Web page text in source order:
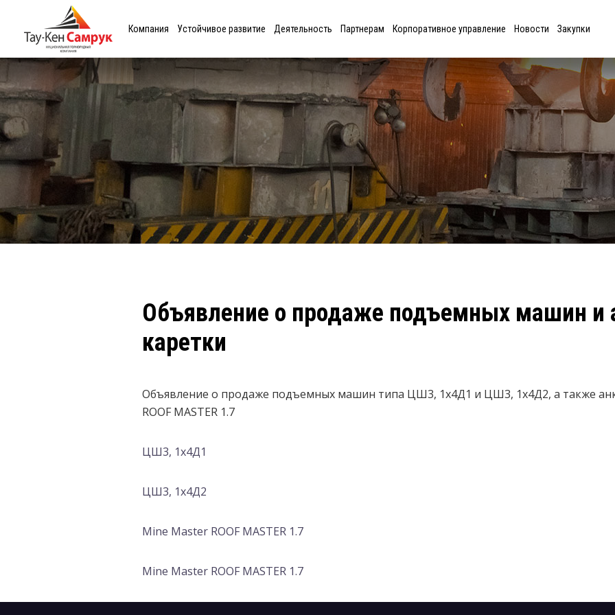
Компания Устойчивое развитие Деятельность Партнерам Корпоративное управление Новости Закупки
Объявление о продаже подъемных машин и
каретки
Объявление о продаже подъемных машин типа ЦШ3, 1х4Д1 и ЦШ3, 1х4Д2, а также
ROOF MASTER 1.7
ЦШ3, 1х4Д1
ЦШ3, 1х4Д2
Mine Master ROOF MASTER 1.7
Mine Master ROOF MASTER 1.7